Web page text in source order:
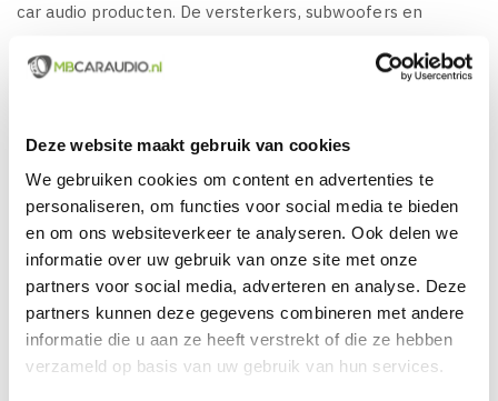
Deze website maakt gebruik van cookies
We gebruiken cookies om content en advertenties te
personaliseren, om functies voor social media te bieden
en om ons websiteverkeer te analyseren. Ook delen we
informatie over uw gebruik van onze site met onze
partners voor social media, adverteren en analyse. Deze
partners kunnen deze gegevens combineren met andere
informatie die u aan ze heeft verstrekt of die ze hebben
verzameld op basis van uw gebruik van hun services.
car audio producten. De versterkers, subwoofers en
geschikt voor elke caraudio liefhebber en zelfs te
eerste klas geluidskwaliteit, dan is Hifonics de ideale
KENMERKEN VAN HIFONICS ZSX 6.2C:
Hifonics ZSX 6.2C, Krachtige 16,5 CM 2-weg
Autospecifieke Componenten set uit de Zeus Serie,
Speciaal ontwikkeld voor onderstaande automerken